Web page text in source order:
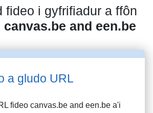
fideo i gyfrifiadur a ffôn
canvas.be and een.be
a gludo URL
fideo canvas.be and een.be a'i